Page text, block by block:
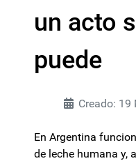
un acto
puede
Creado: 19
En Argentina
de leche humana y,